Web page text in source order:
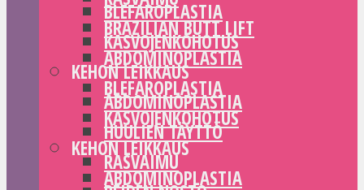
BLEFAROPLASTIA
KASVOJENKOHOTUS
KEHON LEIKKAUS
ABDOMINOPLASTIA
HUULIEN TÄYTTÖ
RASVAIMU
BRAZILIAN BUTT LIFT
ABDOMINOPLASTIA
BLEFAROPLASTIA
KASVOJENKOHOTUS
KEHON LEIKKAUS
ABDOMINOPLASTIA